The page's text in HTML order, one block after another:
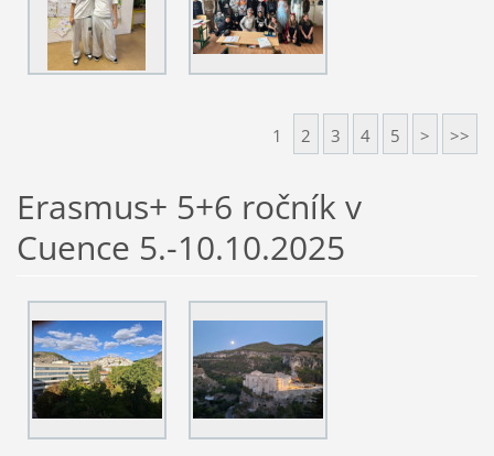
1 2 3 4 5 > >>
Erasmus+ 5+6 ročník v
Cuence 5.-10.10.2025